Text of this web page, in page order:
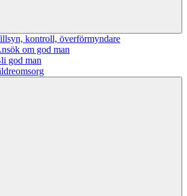
kontroll, överförmyndare
om god man
god man